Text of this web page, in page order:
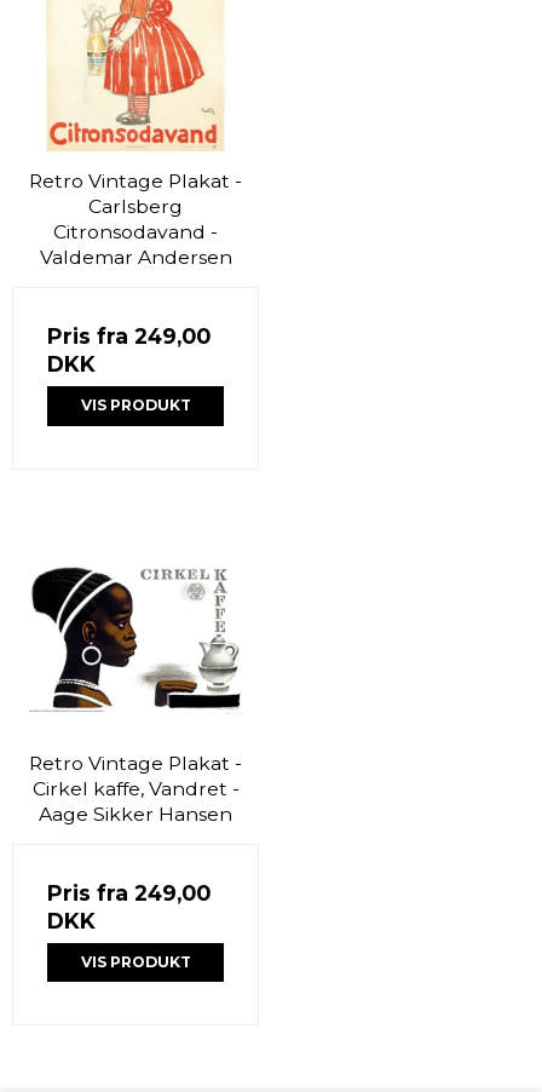
Retro Vintage Plakat -
Carlsberg
Citronsodavand -
Valdemar Andersen
Pris fra 249,00
DKK
VIS PRODUKT
Retro Vintage Plakat -
Cirkel kaffe, Vandret -
Aage Sikker Hansen
Pris fra 249,00
DKK
VIS PRODUKT